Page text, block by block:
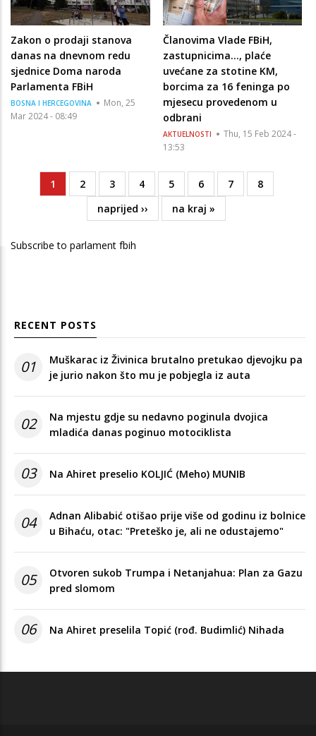
Zakon o prodaji stanova
danas na dnevnom redu
sjednice Doma naroda
Parlamenta FBiH
BOSNA I HERCEGOVINA
Mon, 25
Mar 2024 - 08:49
Članovima Vlade FBiH,
zastupnicima…, plaće
uvećane za stotine KM,
borcima za 16 feninga po
mjesecu provedenom u
odbrani
AKTUELNOSTI
Thu, 15 Feb 2024 -
13:53
PaginationCurrent
page
1 Page
2 Page
3 Page
4 Page
5 Page
6 Page
7 Page
8
Next
page
naprijed ››
Last
page
na kraj »
Subscribe to parlament fbih
RECENT POSTS
01
Muškarac iz Živinica brutalno pretukao djevojku pa
je jurio nakon što mu je pobjegla iz auta
02
Na mjestu gdje su nedavno poginula dvojica
mladića danas poginuo motociklista
03 Na Ahiret preselio KOLJIĆ (Meho) MUNIB
04
Adnan Alibabić otišao prije više od godinu iz bolnice
u Bihaću, otac: "Preteško je, ali ne odustajemo"
05
Otvoren sukob Trumpa i Netanjahua: Plan za Gazu
pred slomom
06 Na Ahiret preselila Topić (rođ. Budimlić) Nihada